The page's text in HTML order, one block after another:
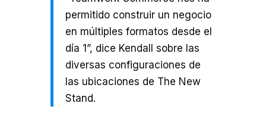
permitido construir un negocio
en múltiples formatos desde el
día 1”, dice Kendall sobre las
diversas configuraciones de
las ubicaciones de The New
Stand.